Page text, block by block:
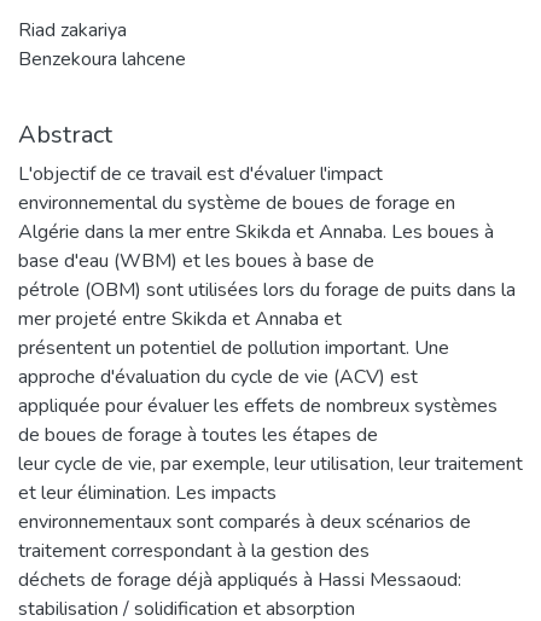
Riad zakariya
Benzekoura lahcene
Abstract
L'objectif de ce travail est d'évaluer l'impact
environnemental du système de boues de forage en
Algérie dans la mer entre Skikda et Annaba. Les boues à
base d'eau (WBM) et les boues à base de
pétrole (OBM) sont utilisées lors du forage de puits dans la
mer projeté entre Skikda et Annaba et
présentent un potentiel de pollution important. Une
approche d'évaluation du cycle de vie (ACV) est
appliquée pour évaluer les effets de nombreux systèmes
de boues de forage à toutes les étapes de
leur cycle de vie, par exemple, leur utilisation, leur traitement
et leur élimination. Les impacts
environnementaux sont comparés à deux scénarios de
traitement correspondant à la gestion des
déchets de forage déjà appliqués à Hassi Messaoud:
stabilisation / solidification et absorption